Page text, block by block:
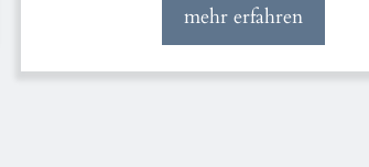
mehr erfahren